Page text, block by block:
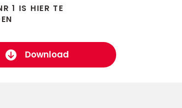
1 IS HIER TE
Download